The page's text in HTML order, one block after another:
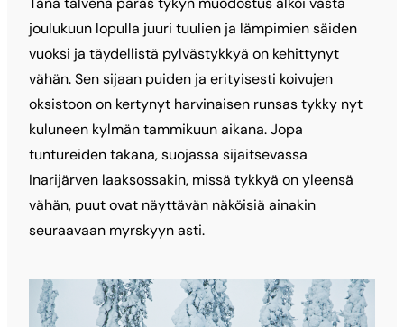
joulukuun lopulla juuri tuulien ja lämpimien säiden
vuoksi ja täydellistä pylvästykkyä on kehittynyt
vähän. Sen sijaan puiden ja erityisesti koivujen
oksistoon on kertynyt harvinaisen runsas tykky nyt
kuluneen kylmän tammikuun aikana. Jopa
tuntureiden takana, suojassa sijaitsevassa
Inarijärven laaksossakin, missä tykkyä on yleensä
vähän, puut ovat näyttävän näköisiä ainakin
seuraavaan myrskyyn asti.